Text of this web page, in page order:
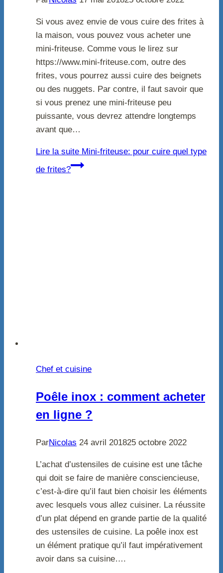
Si vous avez envie de vous cuire des frites à
la maison, vous pouvez vous acheter une
mini-friteuse. Comme vous le lirez sur
https://www.mini-friteuse.com, outre des
frites, vous pourrez aussi cuire des beignets
ou des nuggets. Par contre, il faut savoir que
si vous prenez une mini-friteuse peu
puissante, vous devrez attendre longtemps
avant que…
Lire la suite Mini-friteuse: pour cuire quel type
de frites?
Chef et cuisine
Poêle inox : comment acheter
en ligne ?
ParNicolas 24 avril 201825 octobre 2022
L’achat d’ustensiles de cuisine est une tâche
qui doit se faire de manière consciencieuse,
c’est-à-dire qu’il faut bien choisir les éléments
avec lesquels vous allez cuisiner. La réussite
d’un plat dépend en grande partie de la qualité
des ustensiles de cuisine. La poêle inox est
un élément pratique qu’il faut impérativement
avoir dans sa cuisine….